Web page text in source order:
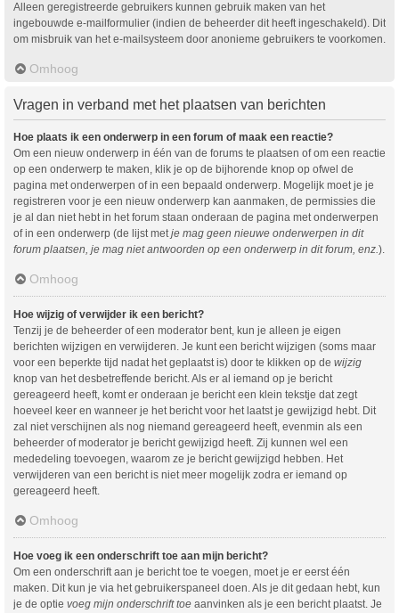
Alleen geregistreerde gebruikers kunnen gebruik maken van het
ingebouwde e-mailformulier (indien de beheerder dit heeft ingeschakeld). Dit
om misbruik van het e-mailsysteem door anonieme gebruikers te voorkomen.
Omhoog
Vragen in verband met het plaatsen van berichten
Hoe plaats ik een onderwerp in een forum of maak een reactie?
Om een nieuw onderwerp in één van de forums te plaatsen of om een reactie
op een onderwerp te maken, klik je op de bijhorende knop op ofwel de
pagina met onderwerpen of in een bepaald onderwerp. Mogelijk moet je je
registreren voor je een nieuw onderwerp kan aanmaken, de permissies die
je al dan niet hebt in het forum staan onderaan de pagina met onderwerpen
of in een onderwerp (de lijst metje mag geen nieuwe onderwerpen in dit
forum plaatsen, je mag niet antwoorden op een onderwerp in dit forum, enz.).
Omhoog
Hoe wijzig of verwijder ik een bericht?
Tenzij je de beheerder of een moderator bent, kun je alleen je eigen
berichten wijzigen en verwijderen. Je kunt een bericht wijzigen (soms maar
voor een beperkte tijd nadat het geplaatst is) door te klikken op de wijzig
knop van het desbetreffende bericht. Als er al iemand op je bericht
gereageerd heeft, komt er onderaan je bericht een klein tekstje dat zegt
hoeveel keer en wanneer je het bericht voor het laatst je gewijzigd hebt. Dit
zal niet verschijnen als nog niemand gereageerd heeft, evenmin als een
beheerder of moderator je bericht gewijzigd heeft. Zij kunnen wel een
mededeling toevoegen, waarom ze je bericht gewijzigd hebben. Het
verwijderen van een bericht is niet meer mogelijk zodra er iemand op
gereageerd heeft.
Omhoog
Hoe voeg ik een onderschrift toe aan mijn bericht?
Om een onderschrift aan je bericht toe te voegen, moet je er eerst één
maken. Dit kun je via het gebruikerspaneel doen. Als je dit gedaan hebt, kun
je de optie voeg mijn onderschrift toe aanvinken als je een bericht plaatst. Je